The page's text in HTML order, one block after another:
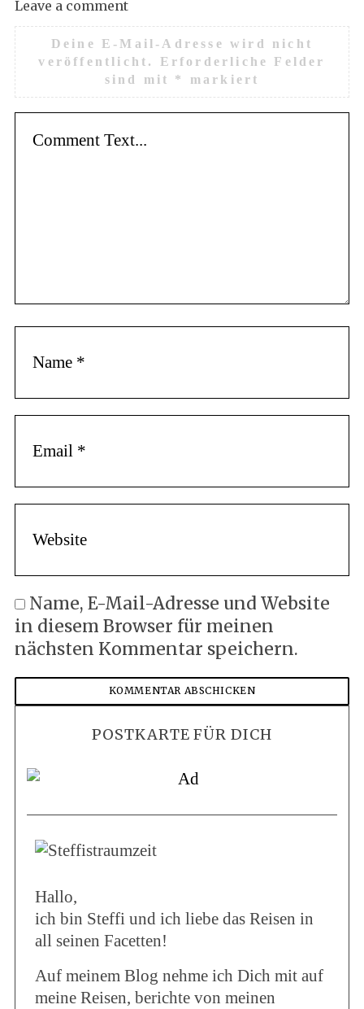
Leave a comment
Deine E-Mail-Adresse wird nicht
veröffentlicht.
Erforderliche Felder
sind mit * markiert
Name, E-Mail-Adresse und Website
in diesem Browser für meinen
nächsten Kommentar speichern.
POSTKARTE FÜR DICH
Hallo,
ich bin Steffi und ich liebe das Reisen in
all seinen Facetten!
Auf meinem Blog nehme ich Dich mit auf
meine Reisen, berichte von meinen